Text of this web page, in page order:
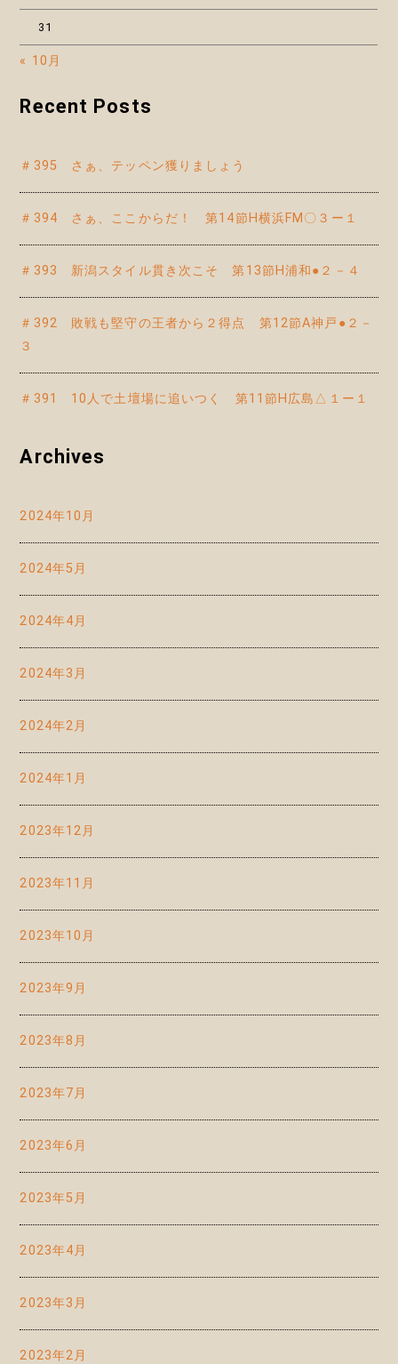
31
« 10月
Recent Posts
＃395 さぁ、テッペン獲りましょう
＃394 さぁ、ここからだ！ 第14節H横浜FM〇３ー１
＃393 新潟スタイル貫き次こそ 第13節H浦和●２－４
＃392 敗戦も堅守の王者から２得点 第12節A神戸●２－
３
＃391 10人で土壇場に追いつく 第11節H広島△１ー１
Archives
2024年10月
2024年5月
2024年4月
2024年3月
2024年2月
2024年1月
2023年12月
2023年11月
2023年10月
2023年9月
2023年8月
2023年7月
2023年6月
2023年5月
2023年4月
2023年3月
2023年2月